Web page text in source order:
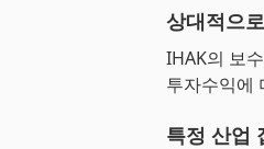
상대적으
IHAK의 보
투자수익에
특정 산업